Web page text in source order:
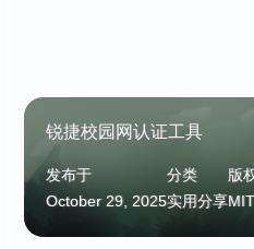
锐捷校园网认证工具
发布于
October 29, 2025
分类
实用分享
版
MIT